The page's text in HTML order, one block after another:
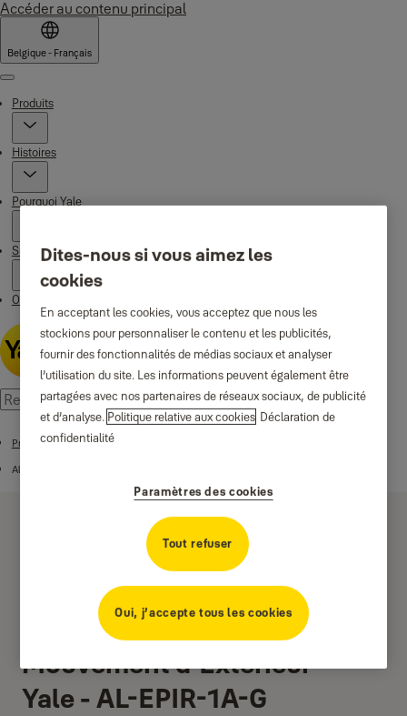
Accéder au contenu principal
Belgique - Français
Menu
Produits
Histoires
Pourquoi Yale
Support
Où acheter
Produits
Alarmes
Détecteur de
Mouvement d'Extérieur
Yale - AL-EPIR-1A-G
Dites-nous si vous aimez les
cookies
En acceptant les cookies, vous acceptez que nous les
stockions pour personnaliser le contenu et les publicités,
fournir des fonctionnalités de médias sociaux et analyser
l’utilisation du site. Les informations peuvent également être
partagées avec nos partenaires de réseaux sociaux, de publicité
et d’analyse. Politique relative aux cookies Déclaration de
confidentialité
Paramètres des cookies
Tout refuser
Oui, j’accepte tous les cookies